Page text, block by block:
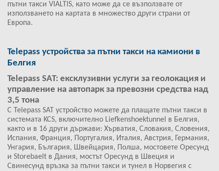
пътни такси VIALTIS, като може да се възползвате от
използването на картата в множество други страни от
Европа.
Telepass устройства за пътни такси на камиони в
Белгия
Telepass SAT: ексклузивни услуги за геолокация и
управление на автопарк за превозни средства над
3,5 тона
С Telepass SAT устройство можете да плащате пътни такси в
системата KCS, включително Liefkenshoektunnel в Белгия,
както и в 16 други държави: Хърватия, Словакия, Словения,
Испания, Франция, Португалия, Италия, Австрия, Германия,
Унгария, България, Швейцария, Полша, мостовете Оресунд
и Storebaelt в Дания, мостът Оресунд в Швеция и
Свинесунд връзка за пътни такси и тунел в Норвегия с